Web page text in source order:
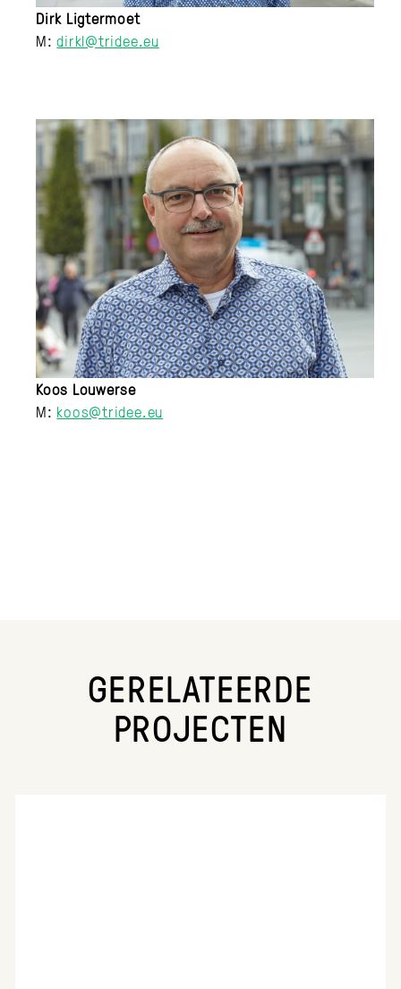
Dirk Ligtermoet
M:dirkl@tridee.eu
Koos Louwerse
M: koos@tridee.eu
GERELATEERDE
PROJECTEN